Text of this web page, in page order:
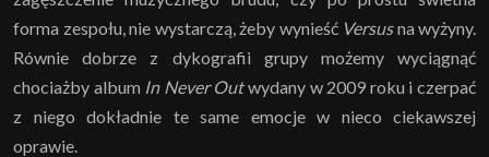
forma zespołu, nie wystarczą, żeby wynieść Versusna wyżyny.
Równie dobrze z dykografii grupy możemy wyciągnąć
chociażby album In Never Outwydany w 2009 roku i czerpać
z niego dokładnie te same emocje w nieco ciekawszej
oprawie.